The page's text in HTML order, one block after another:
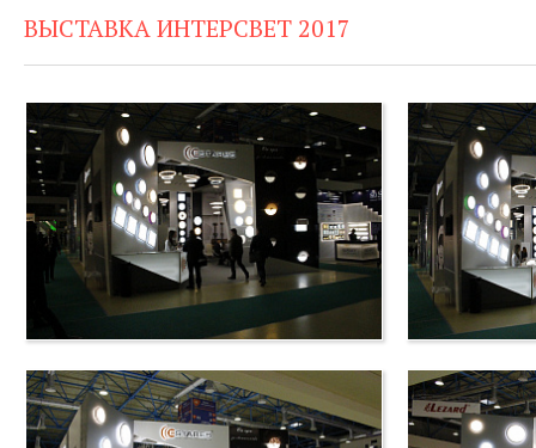
ВЫСТАВКА ИНТЕРСВЕТ 2017